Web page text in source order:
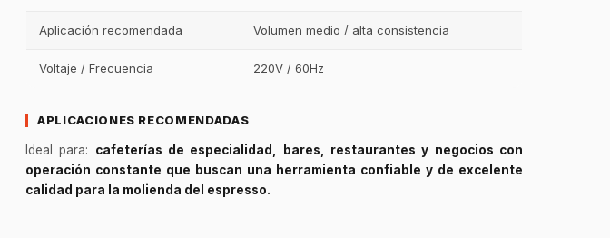
Aplicación recomendada Volumen medio / alta consistencia
Voltaje / Frecuencia 220V / 60Hz
APLICACIONES RECOMENDADAS
Ideal para: cafeterías de especialidad, bares, restaurantes y negocios con
operación constante que buscan una herramienta confiable y de excelente
calidad para la molienda del espresso.